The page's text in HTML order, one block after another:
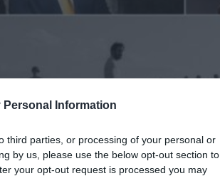
Personal Information
third parties, or processing of your personal or
by us, please use the below opt-out section to
your opt-out request is processed you may